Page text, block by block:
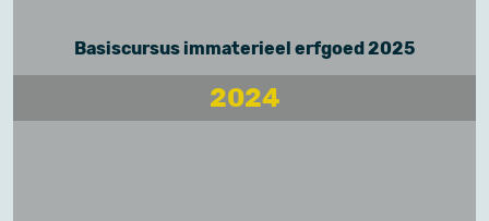
Basiscursus immaterieel erfgoed 2025
2024